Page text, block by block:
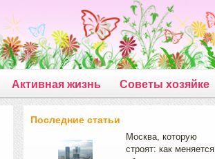
Активная жизнь Советы хозяйке
Последние статьи
Москва, которую
строят: как меняется